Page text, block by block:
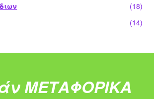
(18)
(14)
ΜΕΤΑΦΟΡΙΚΑ